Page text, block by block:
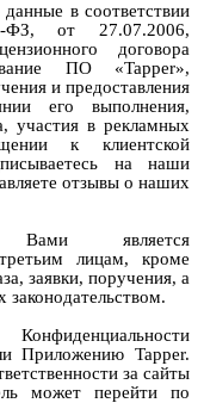
в соответствии
от 27.07.2006,
договора
ПО «Tapper»,
и предоставления
его выполнения,
участия в рекламных
к клиентской
на наши
отзывы о наших
Вами является
лицам, кроме
заявки, поручения, а
Приложению Tapper.
за сайты
может перейти по